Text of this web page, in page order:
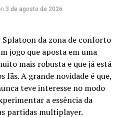
3 de agosto de 2026
da zona de conforto
jogo que aposta em uma
mais robusta e que já está
fãs. A grande novidade é que,
teve interesse no modo
a essência da
partidas multiplayer.